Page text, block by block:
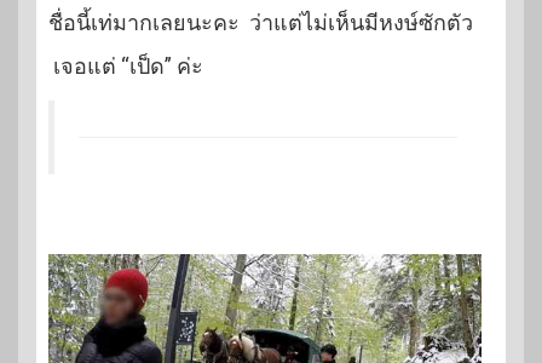
ชื่อนี้เท่มากเลยนะคะ ว่าแต่ไม่เห็นมีหงษ์ซักตัว
เจอแต่ “เป็ด” ค่ะ